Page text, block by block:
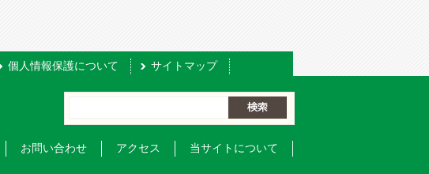
個人情報保護について サイトマップ
お問い合わせ アクセス 当サイトについて